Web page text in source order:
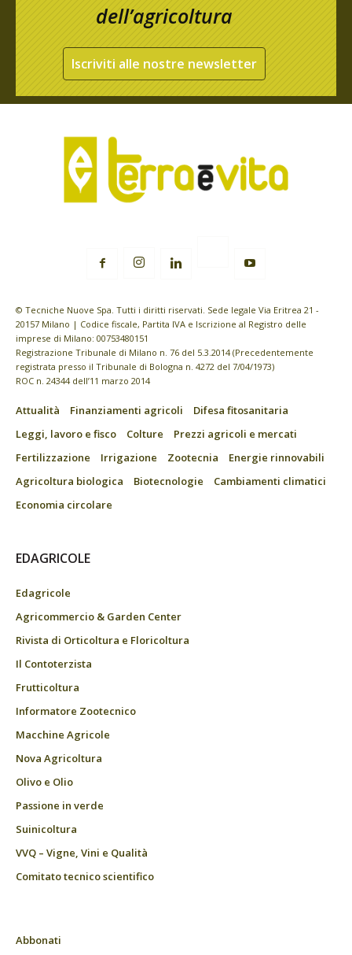
dell’agricoltura
Iscriviti alle nostre newsletter
© Tecniche Nuove Spa. Tutti i diritti riservati. Sede legale Via Eritrea 21 -
20157 Milano | Codice fiscale, Partita IVA e Iscrizione al Registro delle
imprese di Milano: 00753480151
Registrazione Tribunale di Milano n. 76 del 5.3.2014 (Precedentemente
registrata presso il Tribunale di Bologna n. 4272 del 7/04/1973)
ROC n. 24344 dell’11 marzo 2014
Attualità Finanziamenti agricoli
Difesa fitosanitaria
Leggi, lavoro e fisco
Colture
Prezzi agricoli e mercati
Fertilizzazione
Irrigazione Zootecnia
Energie rinnovabili
Agricoltura biologica
Biotecnologie
Cambiamenti climatici
Economia circolare
EDAGRICOLE
Edagricole
Agricommercio & Garden Center
Rivista di Orticoltura e Floricoltura
Il Contoterzista
Frutticoltura
Informatore Zootecnico
Macchine Agricole
Nova Agricoltura
Olivo e Olio
Passione in verde
Suinicoltura
VVQ – Vigne, Vini e Qualità
Comitato tecnico scientifico
Abbonati